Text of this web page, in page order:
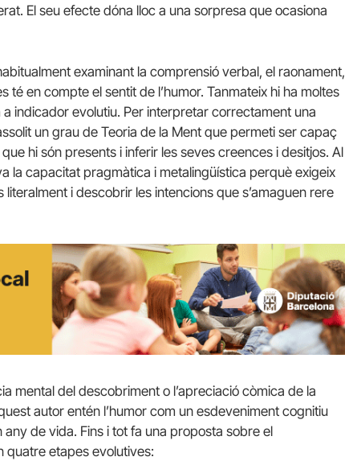
El seu efecte dóna lloc a una sorpresa que ocasiona
examinant la comprensió verbal, el raonament,
en compte el sentit de l’humor. Tanmateix hi ha moltes
indicador evolutiu. Per interpretar correctament una
un grau de Teoria de la Ment que permeti ser capaç
hi són presents i inferir les seves creences i desitjos. Al
la capacitat pragmàtica i metalingüística perquè exigeix
i descobrir les intencions que s’amaguen rere
mental del descobriment o l’apreciació còmica de la
autor entén l’humor com un esdeveniment cognitiu
de vida. Fins i tot fa una proposta sobre el
quatre etapes evolutives: